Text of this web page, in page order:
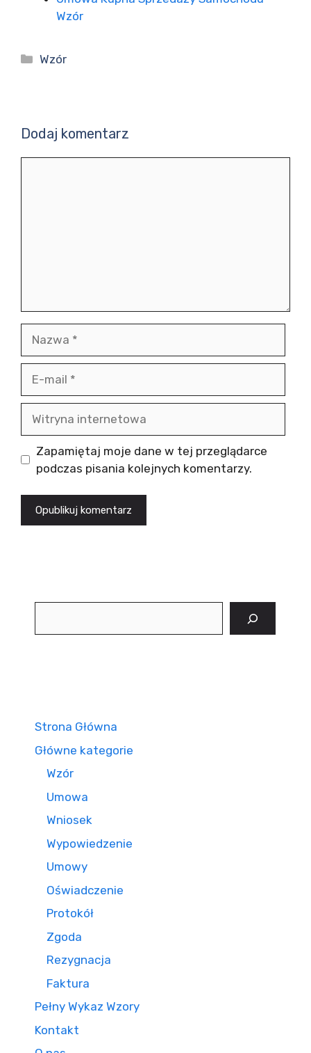
Wzór
Kategorie
Wzór
Dodaj komentarz
mail
internetowa
Zapamiętaj moje dane w tej przeglądarce
podczas pisania kolejnych komentarzy.
Strona Główna
Główne kategorie
Wzór
Umowa
Wniosek
Wypowiedzenie
Umowy
Oświadczenie
Protokół
Zgoda
Rezygnacja
Faktura
Pełny Wykaz Wzory
Kontakt